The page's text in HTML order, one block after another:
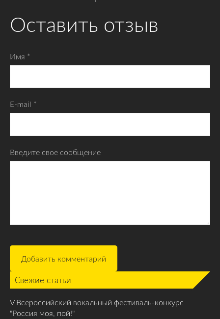
Свежие статьи
V Всероссийский вокальный фестиваль-конкурс
"Россия моя, пой!"
Оставить отзыв
Имя *
E-mail *
Введите свое сообщение